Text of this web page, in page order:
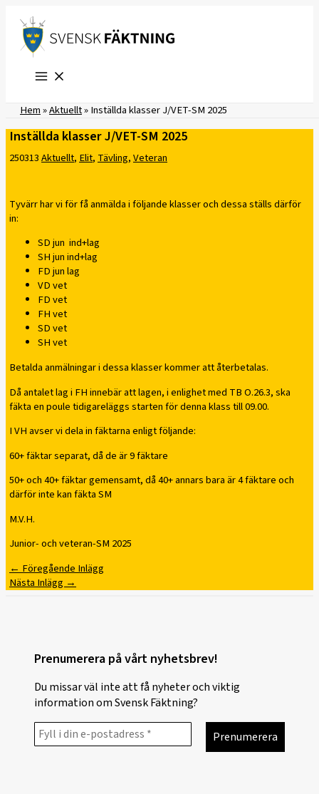
innehåll
Hem»Aktuellt»Inställda klasser J/VET-SM 2025
Inställda klasser J/VET-SM 2025
250313Aktuellt,Elit,Tävling,Veteran
Tyvärr har vi för få anmälda i följande klasser och dessa ställs därför
in:
SD jun ind+lag
SH jun ind+lag
FD jun lag
VD vet
FD vet
FH vet
SD vet
SH vet
Betalda anmälningar i dessa klasser kommer att återbetalas.
Då antalet lag i FH innebär att lagen, i enlighet med TB O.26.3, ska
fäkta en poule tidigareläggs starten för denna klass till 09.00.
I VH avser vi dela in fäktarna enligt följande:
60+ fäktar separat, då de är 9 fäktare
50+ och 40+ fäktar gemensamt, då 40+ annars bara är 4 fäktare och
därför inte kan fäkta SM
M.V.H.
Junior- och veteran-SM 2025
← Föregående Inlägg
Nästa Inlägg →
Prenumerera på vårt nyhetsbrev!
Du missar väl inte att få nyheter och viktig
information om Svensk Fäktning?